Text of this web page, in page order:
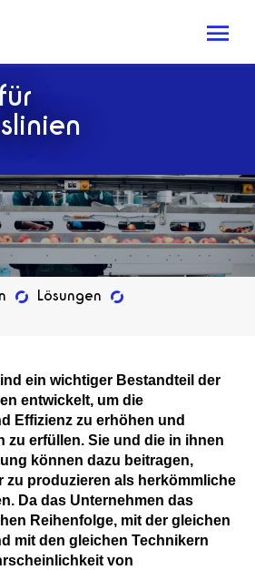
Lösungen
ein wichtiger Bestandteil der
entwickelt, um die
Effizienz zu erhöhen und
zu erfüllen. Sie und die in ihnen
können dazu beitragen,
zu produzieren als herkömmliche
Da das Unternehmen das
Reihenfolge, mit der gleichen
mit den gleichen Technikern
von